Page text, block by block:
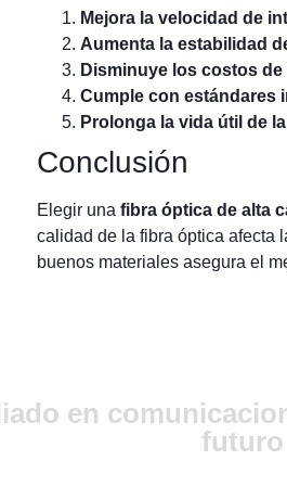
Mejora la velocidad de
Aumenta la estabilidad
Disminuye los costos
Cumple con estándares
Prolonga la vida útil de
Conclusión
Elegir una fibra óptica de alta
calidad de la fibra óptica afecta
buenos materiales asegura el
en
futuro